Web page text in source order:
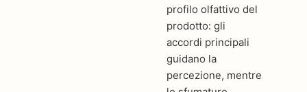
profilo olfattivo del
prodotto: gli
accordi principali
guidano la
percezione, mentre